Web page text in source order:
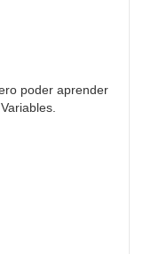
poder aprender